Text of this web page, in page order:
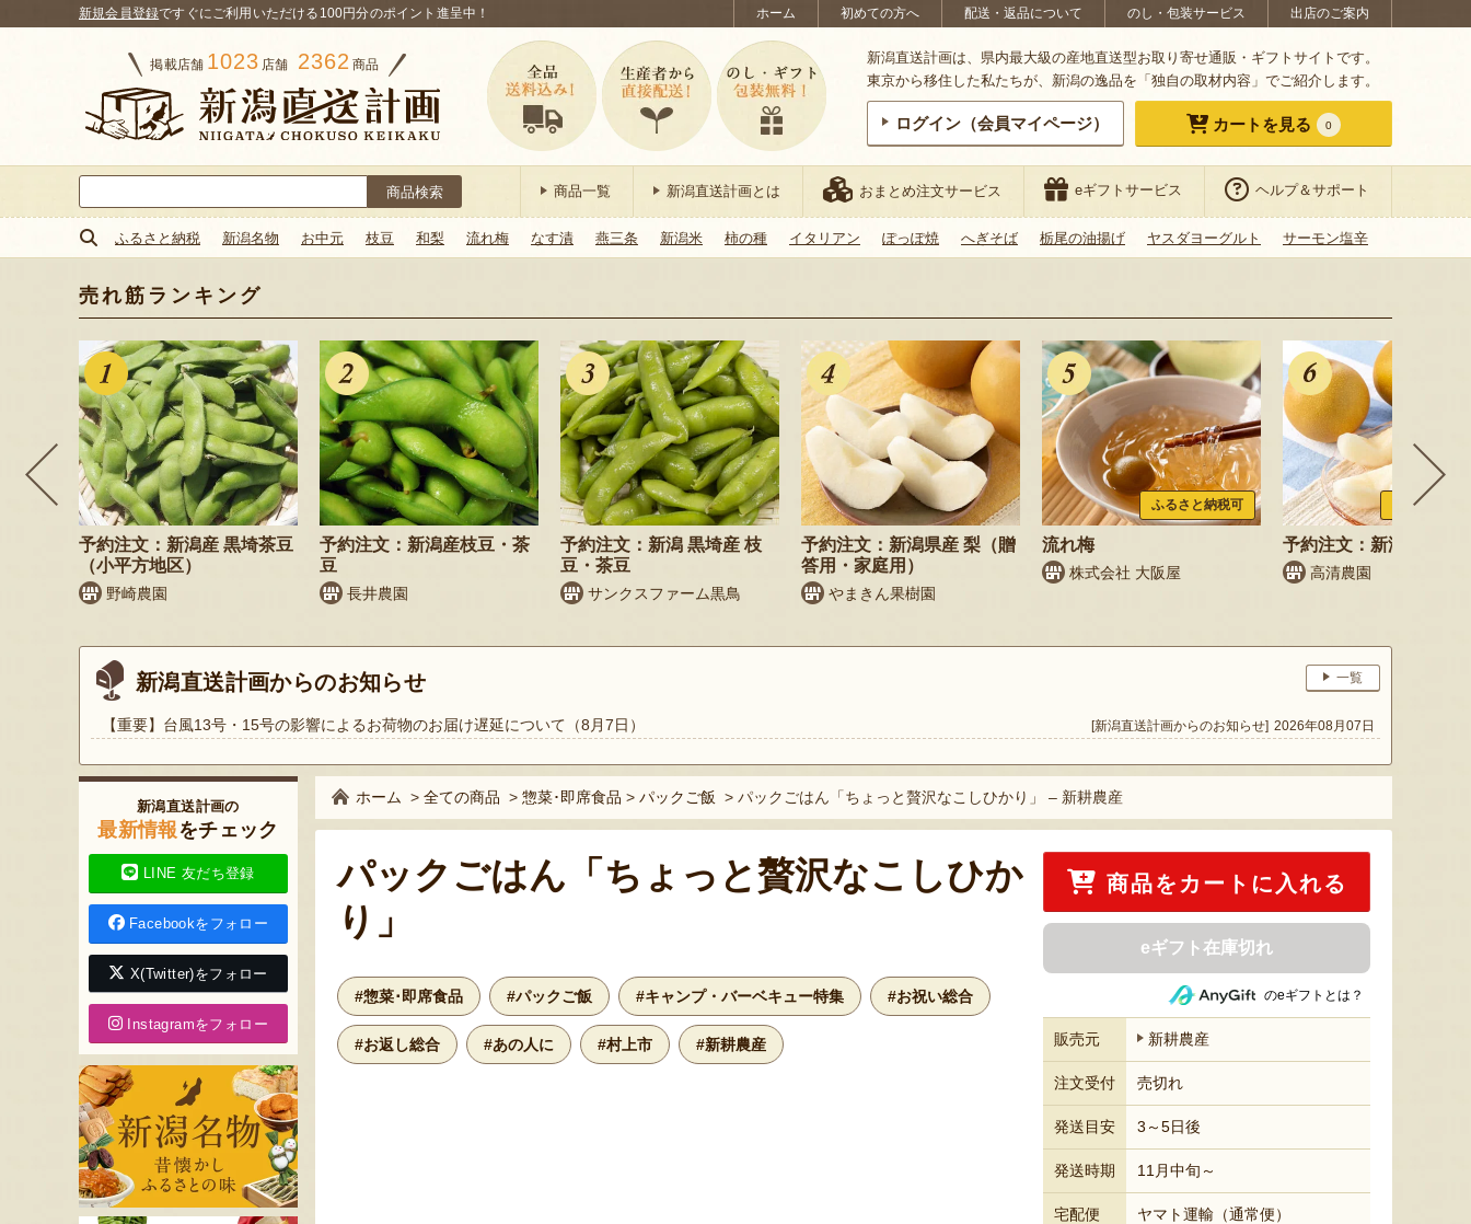
ホーム 初めての方へ 配送・返品について のし・包装サービス 出店のご案内
新規会員登録ですぐにご利用いただける100円分のポイント進呈中！
掲載店舗 1023 店舗 2362 商品
新潟直送計画は、県内最大級の産地直送型お取り寄せ通販・ギフトサイトです。
東京から移住した私たちが、新潟の逸品を「独自の取材内容」でご紹介します。
ログイン（会員マイページ） カートを見る 0
索:
商品一覧 新潟直送計画とは おまとめ注文サービス eギフトサービス ヘルプ＆サポート
ふるさと納税 新潟名物 お中元 枝豆 和梨 流れ梅 なす漬 燕三条 新潟米 柿の種 イタリアン ぽっぽ焼 へぎそば 栃尾の油揚げ ヤスダヨーグルト サーモン塩辛
売れ筋ランキング
予約注文：新潟産 黒埼茶豆
（小平方地区）
野崎農園
予約注文：新潟産枝豆・茶
豆
長井農園
予約注文：新潟 黒埼産 枝
豆・茶豆
サンクスファーム黒鳥
予約注文：新潟県産 梨（贈
答用・家庭用）
やまきん果樹園
ふるさと納税可
流れ梅
株式会社 大阪屋
ふるさと納
予約注文：新潟県産 梨
高清農園
新潟直送計画からのお知らせ 一覧
【重要】台風13号・15号の影響によるお荷物のお届け遅延について（8月7日） [新潟直送計画からのお知らせ] 2026年08月07日
ホーム > 全ての商品 > 惣菜･即席食品 > パックご飯 > パックごはん「ちょっと贅沢なこしひかり」 – 新耕農産
パックごはん「ちょっと贅沢なこしひか
り」
#惣菜･即席食品 #パックご飯 #キャンプ・バーベキュー特集 #お祝い総合
#お返し総合 #あの人に #村上市 #新耕農産
商品をカートに入れる
eギフト在庫切れ
のeギフトとは？
販売元 新耕農産
注文受付 売切れ
発送目安 3～5日後
発送時期 11月中旬～
宅配便 ヤマト運輸（通常便）
新潟直送計画の
最新情報をチェック
LINE 友だち登録
Facebookをフォロー
X(Twitter)をフォロー
Instagramをフォロー